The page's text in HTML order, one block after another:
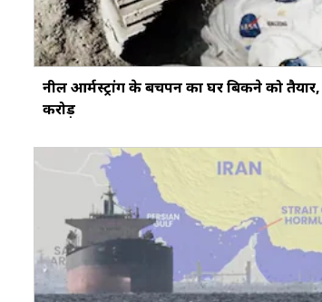
नील आर्मस्ट्रांग के बचपन का घर बिकने को
करोड़